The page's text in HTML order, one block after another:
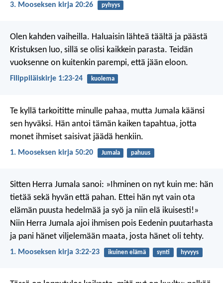
3. Mooseksen kirja 20:26 pyhyys
Olen kahden vaiheilla. Haluaisin lähteä täältä ja päästä
Kristuksen luo, sillä se olisi kaikkein parasta. Teidän
vuoksenne on kuitenkin parempi, että jään eloon.
Filippiläiskirje 1:23-24 kuolema
Te kyllä tarkoititte minulle pahaa, mutta Jumala käänsi
sen hyväksi. Hän antoi tämän kaiken tapahtua, jotta
monet ihmiset saisivat jäädä henkiin.
1. Mooseksen kirja 50:20 Jumala pahuus
Sitten Herra Jumala sanoi: »Ihminen on nyt kuin me: hän
tietää sekä hyvän että pahan. Ettei hän nyt vain ota
elämän puusta hedelmää ja syö ja niin elä ikuisesti!»
Niin Herra Jumala ajoi ihmisen pois Eedenin puutarhasta
ja pani hänet viljelemään maata, josta hänet oli tehty.
1. Mooseksen kirja 3:22-23 ikuinen elämä synti hyvyys